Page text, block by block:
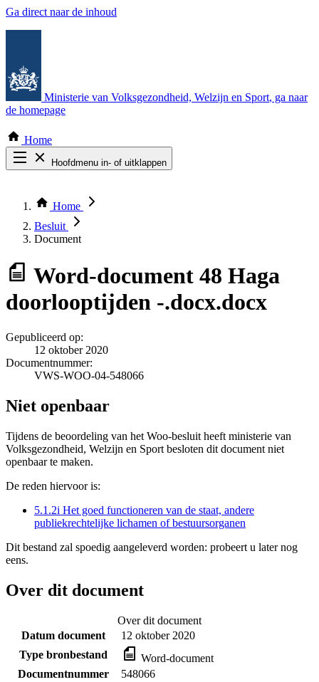
Ga direct naar de inhoud
Ministerie van Volksgezondheid, Welzijn en Sport, ga naar
de homepage
Home
Hoofdmenu in- of uitklappen
Thema COVID-19
Bekijk per bestuursorgaan
Home
Besluit
Document
Word-document 48 Haga
doorlooptijden -.docx.docx
Gepubliceerd op:
12 oktober 2020
Documentnummer:
VWS-WOO-04-548066
Niet openbaar
Tijdens de beoordeling van het Woo-besluit heeft ministerie van
Volksgezondheid, Welzijn en Sport besloten dit document niet
openbaar te maken.
De reden hiervoor is:
5.1.2i Het goed functioneren van de staat, andere
publiekrechtelijke lichamen of bestuursorganen
Dit bestand zal spoedig aangeleverd worden: probeert u later nog
eens.
Over dit document
Over dit document
Datum document
12 oktober 2020
Type bronbestand
Word-document
Documentnummer
548066